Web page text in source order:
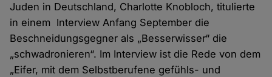
Juden in Deutschland, Charlotte Knobloch, titulierte
in einem Interview Anfang September die
Beschneidungsgegner als „Besserwisser“ die
„schwadronieren“. Im Interview ist die Rede von dem
„Eifer, mit dem Selbstberufene gefühls- und